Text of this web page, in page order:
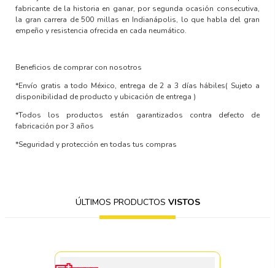
fabricante de la historia en ganar, por segunda ocasión consecutiva,
la gran carrera de 500 millas en Indianápolis, lo que habla del gran
empeño y resistencia ofrecida en cada neumático.
Beneficios de comprar con nosotros
*Envío gratis a todo México, entrega de 2 a 3 días hábiles( Sujeto a
disponibilidad de producto y ubicación de entrega )
*Todos los productos están garantizados contra defecto de
fabricación por 3 años
*Seguridad y protección en todas tus compras
ÚLTIMOS PRODUCTOS VISTOS